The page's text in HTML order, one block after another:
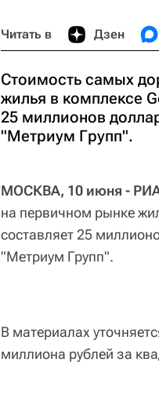
Читать в Дзен
Стоимость самых
жилья в комплексе
25 миллионов
"Метриум Групп".
МОСКВА, 10 июня -
на первичном рынке
составляет 25
"Метриум Групп".
В материалах
миллиона рублей за